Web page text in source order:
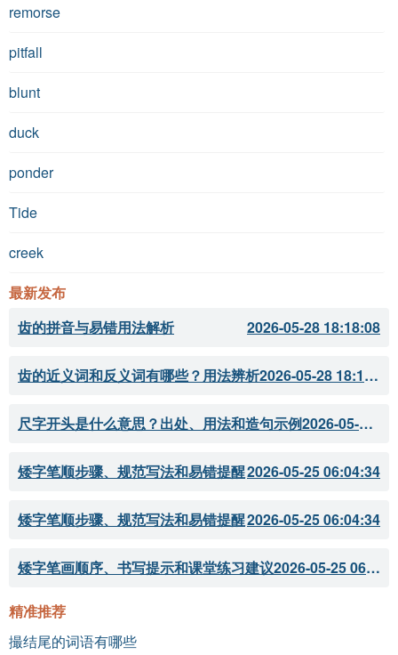
remorse
pitfall
blunt
duck
ponder
Tide
creek
最新发布
齿的拼音与易错用法解析
2026-05-28 18:18:08
齿的近义词和反义词有哪些？用法辨析 2026-05-28 18:18:07
尺字开头是什么意思？出处、用法和造句示例 2026-05-28 18:18:05
矮字笔顺步骤、规范写法和易错提醒2026-05-25 06:04:34
矮字笔顺步骤、规范写法和易错提醒2026-05-25 06:04:34
矮字笔画顺序、书写提示和课堂练习建议 2026-05-25 06:04:33
精准推荐
撮结尾的词语有哪些